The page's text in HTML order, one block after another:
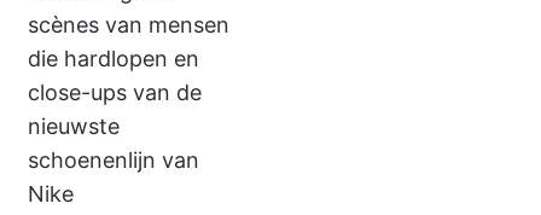
scènes van mensen
die hardlopen en
close-ups van de
nieuwste
schoenenlijn van
Nike